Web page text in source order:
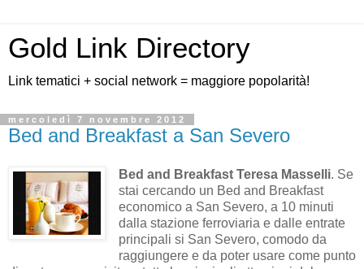
Gold Link Directory
Link tematici + social network = maggiore popolarità!
mercoledì 7 novembre 2012
Bed and Breakfast a San Severo
Bed and Breakfast Teresa Masselli. Se
stai cercando un Bed and Breakfast
economico a San Severo, a 10 minuti
dalla stazione ferroviaria e dalle entrate
principali si San Severo, comodo da
raggiungere e da poter usare come punto